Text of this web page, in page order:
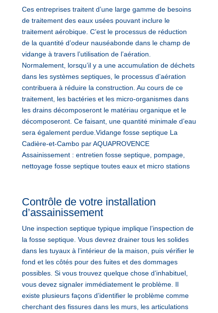
Ces entreprises traitent d’une large gamme de besoins
de traitement des eaux usées pouvant inclure le
traitement aérobique. C’est le processus de réduction
de la quantité d’odeur nauséabonde dans le champ de
vidange à travers l’utilisation de l’aération.
Normalement, lorsqu’il y a une accumulation de déchets
dans les systèmes septiques, le processus d’aération
contribuera à réduire la construction. Au cours de ce
traitement, les bactéries et les micro-organismes dans
les drains décomposeront le matériau organique et le
décomposeront. Ce faisant, une quantité minimale d’eau
sera également perdue.Vidange fosse septique La
Cadière-et-Cambo par AQUAPROVENCE
Assainissement : entretien fosse septique, pompage,
nettoyage fosse septique toutes eaux et micro stations
Contrôle de votre installation
d’assainissement
Une inspection septique typique implique l’inspection de
la fosse septique. Vous devrez drainer tous les solides
dans les tuyaux à l’intérieur de la maison, puis vérifier le
fond et les côtés pour des fuites et des dommages
possibles. Si vous trouvez quelque chose d’inhabituel,
vous devez signaler immédiatement le problème. Il
existe plusieurs façons d’identifier le problème comme
cherchant des fissures dans les murs, les articulations